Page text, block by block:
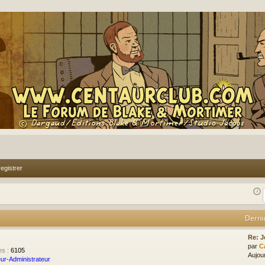
: 6105
Administrateur
Re:
par